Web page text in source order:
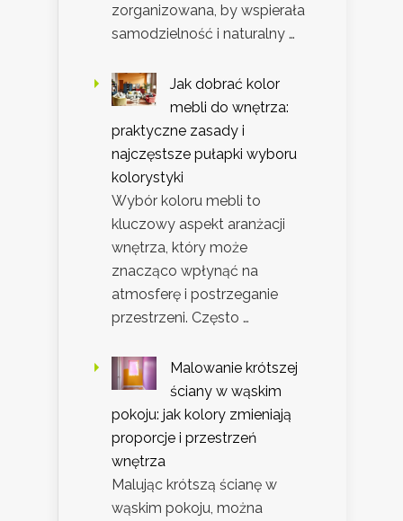
zorganizowana, by wspierała
samodzielność i naturalny …
Jak dobrać kolor
mebli do wnętrza:
praktyczne zasady i
najczęstsze pułapki wyboru
kolorystyki
Wybór koloru mebli to
kluczowy aspekt aranżacji
wnętrza, który może
znacząco wpłynąć na
atmosferę i postrzeganie
przestrzeni. Często …
Malowanie krótszej
ściany w wąskim
pokoju: jak kolory zmieniają
proporcje i przestrzeń
wnętrza
Malując krótszą ścianę w
wąskim pokoju, można